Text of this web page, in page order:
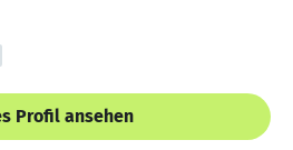
Profil ansehen